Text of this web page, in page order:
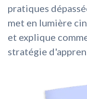
pratiques
met en lumière
et explique
stratégie